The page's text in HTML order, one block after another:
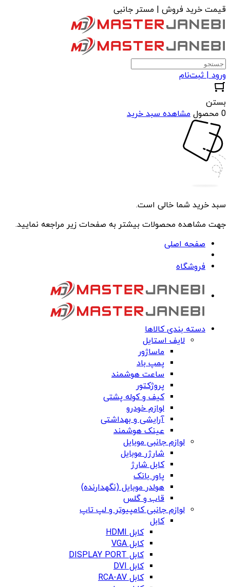
قیمت خرید فروش | مستر جانبی
ورود | ثبت‌نام
بستن
0 محصول
مشاهده سبد خرید
سبد خرید شما خالی است.
جهت مشاهده محصولات بیشتر به صفحات زیر مراجعه نمایید.
صفحه اصلی
فروشگاه
دسته بندی کالاها
لایف استایل
ماساژور
پمپ باد
ساعت هوشمند
پروژکتور
کیف و کوله پشتی
لوازم خودرو
آرایشی و بهداشتی
عینک هوشمند
لوازم جانبی موبایل
شارژر موبایل
کابل شارژ
پاور بانک
هولدر موبایل (نگهدارنده)
قاب و گلس
لوازم جانبی کامپیوتر و لپ تاپ
کابل
کابل HDMI
کابل VGA
کابل DISPLAY PORT
کابل DVI
کابل RCA-AV